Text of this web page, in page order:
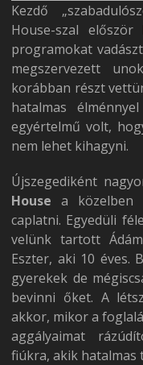
Kezdő
House-szal először
programokat
megszervezett
korábban részt
hatalmas
egyértelmű volt,
nem lehet kihagyni.
Újszegediként
House a közelben
caplatni. Egyedüli
velünk tartott
Eszter, aki 10 éves.
gyerekek de
bevinni őket. A
akkor, mikor a
aggályaimat
fiúkra, akik hatalmas